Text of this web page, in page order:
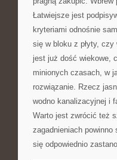
Łatwiejsze jest
kryteriami odnośnie
się w bloku z płyty,
jest już dość wiekowe,
minionych czasach, w
rozwiązanie. Rzecz
wodno kanalizacyjnej i
Warto jest zwrócić też
zagadnieniach
się odpowiednio